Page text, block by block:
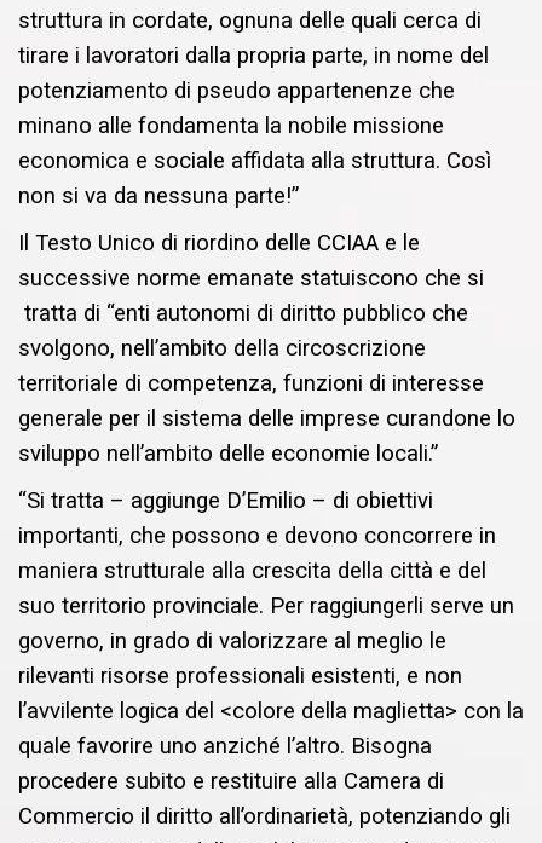
struttura in cordate, ognuna delle quali cerca di
tirare i lavoratori dalla propria parte, in nome del
potenziamento di pseudo appartenenze che
minano alle fondamenta la nobile missione
economica e sociale affidata alla struttura. Così
non si va da nessuna parte!”
Il Testo Unico di riordino delle CCIAA e le
successive norme emanate statuiscono che si
tratta di “enti autonomi di diritto pubblico che
svolgono, nell’ambito della circoscrizione
territoriale di competenza, funzioni di interesse
generale per il sistema delle imprese curandone lo
sviluppo nell’ambito delle economie locali.”
“Si tratta – aggiunge D’Emilio – di obiettivi
importanti, che possono e devono concorrere in
maniera strutturale alla crescita della città e del
suo territorio provinciale. Per raggiungerli serve un
governo, in grado di valorizzare al meglio le
rilevanti risorse professionali esistenti, e non
l’avvilente logica del <colore della maglietta> con la
quale favorire uno anziché l’altro. Bisogna
procedere subito e restituire alla Camera di
Commercio il diritto all’ordinarietà, potenziando gli